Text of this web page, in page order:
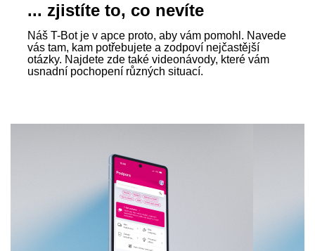
... zjistíte to, co nevíte
Náš T-Bot je v apce proto, aby vám pomohl. Navede
vás tam, kam potřebujete a zodpoví nejčastější
otázky. Najdete zde také videonávody, které vám
usnadní pochopení různých situací.